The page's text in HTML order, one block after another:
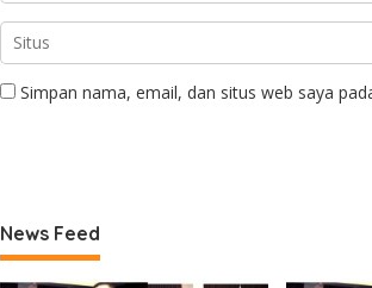
Simpan nama, email, dan situs web saya
News Feed